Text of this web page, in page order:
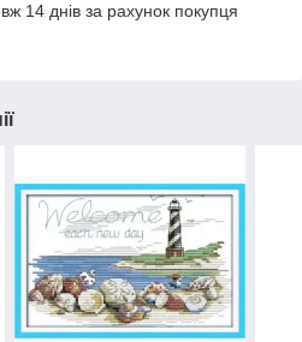
14 днів за рахунок покупця